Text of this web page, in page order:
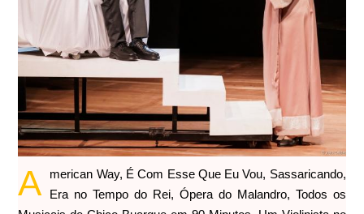
A
merican Way, É Com Esse Que Eu Vou, Sassaricando,
Era no Tempo do Rei, Ópera do Malandro, Todos os